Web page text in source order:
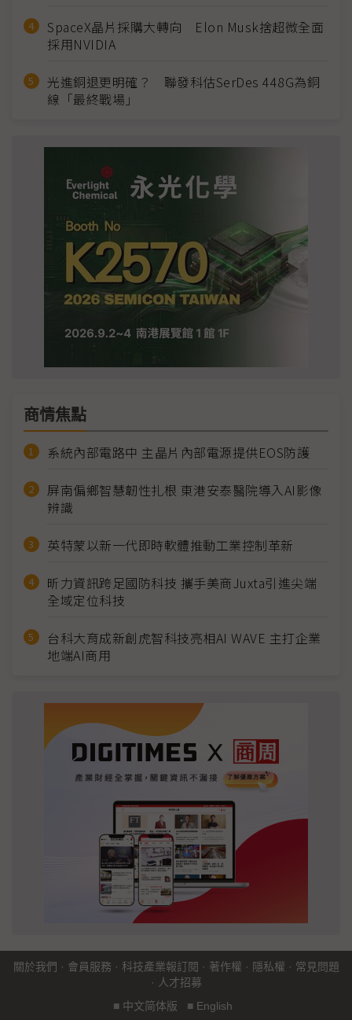
SpaceX晶片採購大轉向 Elon Musk捨超微全面
採用NVIDIA
光進銅退更明確？ 聯發科估SerDes 448G為銅
線「最終戰場」
商情焦點
系統內部電路中 主晶片內部電源提供EOS防護
屏南偏鄉智慧韌性扎根 東港安泰醫院導入AI影像
辨識
英特蒙以新一代即時軟體推動工業控制革新
昕力資訊跨足國防科技 攜手美商Juxta引進尖端
全域定位科技
台科大育成新創虎智科技亮相AI WAVE 主打企業
地端AI商用
關於我們 · 會員服務 · 科技產業報訂閱 · 著作權 · 隱私權 · 常見問題
· 人才招募
■ 中文简体版 ■ English